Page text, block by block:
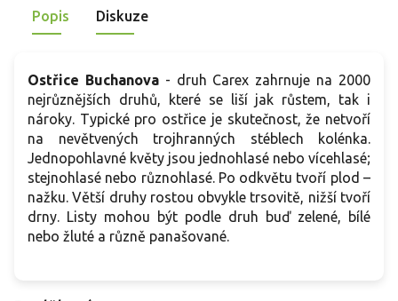
i lemů záhonů.
Popis Diskuze
Ostřice Buchanova- druh Carex zahrnuje na 2000
nejrůznějších druhů, které se liší jak růstem, tak i
nároky. Typické pro ostřice je skutečnost, že netvoří
na nevětvených trojhranných stéblech kolénka.
Jednopohlavné květy jsou jednohlasé nebo vícehlasé;
stejnohlasé nebo různohlasé. Po odkvětu tvoří plod –
nažku. Větší druhy rostou obvykle trsovitě, nižší tvoří
drny. Listy mohou být podle druh buď zelené, bílé
nebo žluté a různě panašované.